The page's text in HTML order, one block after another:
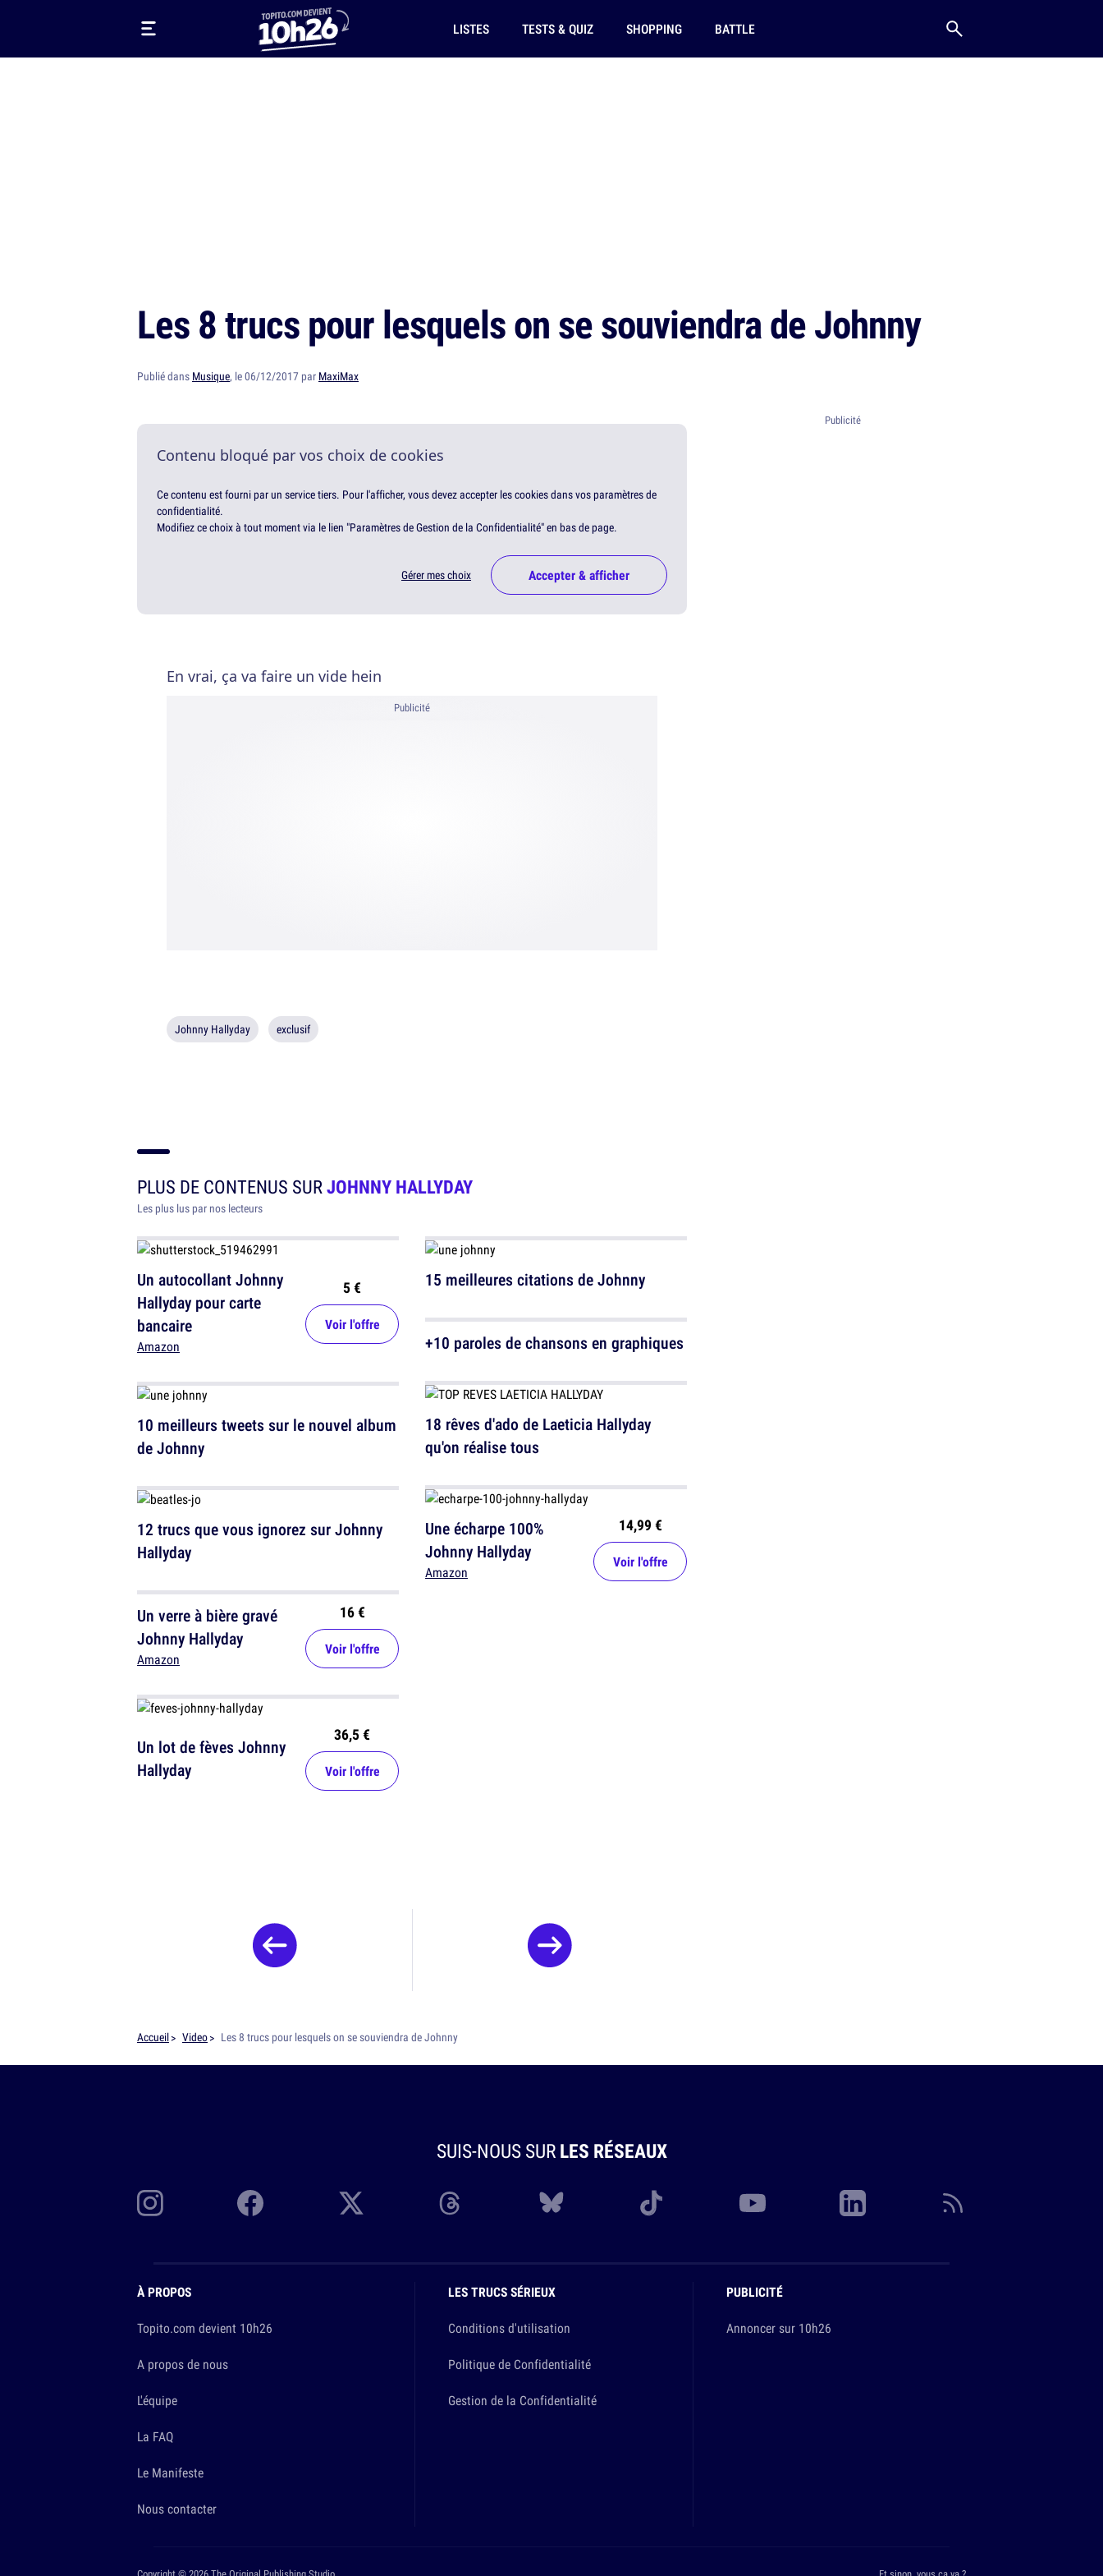
LISTES TESTS & QUIZ SHOPPING BATTLE
Les 8 trucs pour lesquels on se souviendra de Johnny
Publié dans Musique, le 06/12/2017 par MaxiMax
Contenu bloqué par vos choix de cookies
Ce contenu est fourni par un service tiers. Pour l'afficher, vous devez accepter les cookies dans vos paramètres de
confidentialité.
Modifiez ce choix à tout moment via le lien "Paramètres de Gestion de la Confidentialité" en bas de page.
Gérer mes choix Accepter & afficher
En vrai, ça va faire un vide hein
Publicité
Johnny Hallyday exclusif
PLUS DE CONTENUS SURJOHNNY HALLYDAY
Les plus lus par nos lecteurs
Un autocollant Johnny
Hallyday pour carte
bancaire
Amazon
5 €
Voir l'offre
10 meilleurs tweets sur le nouvel album
de Johnny
12 trucs que vous ignorez sur Johnny
Hallyday
Un verre à bière gravé
Johnny Hallyday
Amazon
16 €
Voir l'offre
Un lot de fèves Johnny
Hallyday
36,5 €
Voir l'offre
15 meilleures citations de Johnny
+10 paroles de chansons en graphiques
18 rêves d'ado de Laeticia Hallyday
qu'on réalise tous
Une écharpe 100%
Johnny Hallyday
Amazon
14,99 €
Voir l'offre
Accueil Video Les 8 trucs pour lesquels on se souviendra de Johnny
SUIS-NOUS SURLES RÉSEAUX
À PROPOS
Topito.com devient 10h26
A propos de nous
L'équipe
La FAQ
Le Manifeste
Nous contacter
LES TRUCS SÉRIEUX
Conditions d'utilisation
Politique de Confidentialité
Gestion de la Confidentialité
PUBLICITÉ
Annoncer sur 10h26